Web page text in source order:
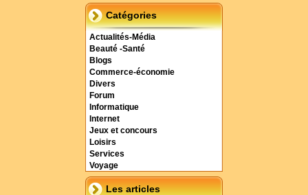
Catégories
Actualités-Média
Beauté -Santé
Blogs
Commerce-économie
Divers
Forum
Informatique
Internet
Jeux et concours
Loisirs
Services
Voyage
Les articles